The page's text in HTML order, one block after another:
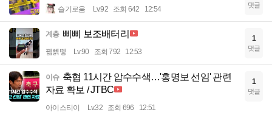
슬기로움 Lv.92 조회 642 12:54 댓글
계층 삐삐 보조배터리
꿻뻵뗗 Lv.90 조회 792 12:53
1
댓글
이슈 축협 11시간 압수수색…'홍명보 선임' 관련
자료 확보 / JTBC
아이스티이 Lv.32 조회 696 12:51
1
댓글